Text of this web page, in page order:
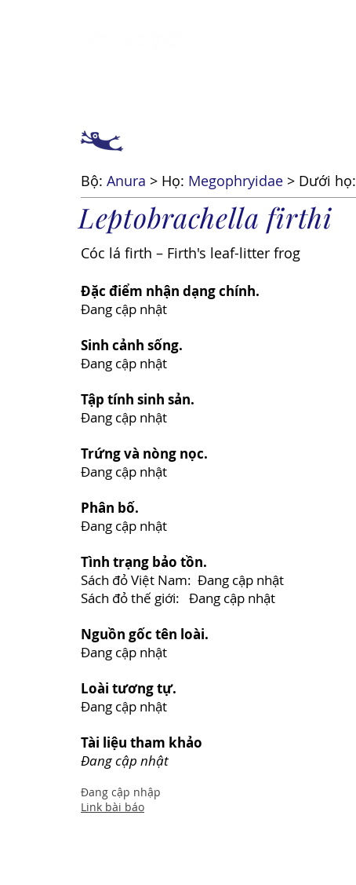
Bộ: Anura > Họ: Megophryidae > Dưới họ:
Leptobrachella firthi
Cóc lá firth – Firth's leaf-litter frog
Đặc điểm nhận dạng chính.
Đang cập nhật
Sinh cảnh sống.
Đang cập nhật
Tập tính sinh sản.
Đang cập nhật
Trứng và nòng nọc.
Đang cập nhật
Phân bố.
Đang cập nhật
Tình trạng bảo tồn.
Sách đỏ Việt Nam: Đang cập nhật
Sách đỏ thế giới: Đang cập nhật
Nguồn gốc tên loài.
Đang cập nhật
Loài tương tự.
Đang cập nhật
Tài liệu tham khảo
Đang cập nhật
Đang cập nhập
Link bài báo